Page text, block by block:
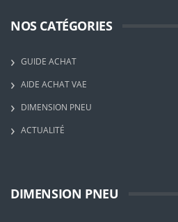
NOS CATÉGORIES
GUIDE ACHAT
AIDE ACHAT VAE
DIMENSION PNEU
ACTUALITÉ
DIMENSION PNEU